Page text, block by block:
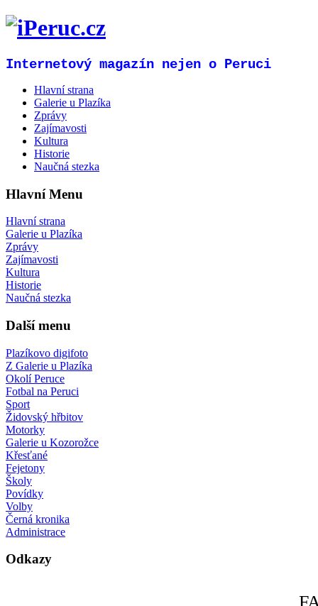
Internetový magazín nejen o Peruci
Hlavní strana
Galerie u Plazíka
Zprávy
Zajímavosti
Kultura
Historie
Naučná stezka
Hlavní Menu
Hlavní strana
Galerie u Plazíka
Zprávy
Zajímavosti
Kultura
Historie
Naučná stezka
Další menu
Plazíkovo digifoto
Z Galerie u Plazíka
Okolí Peruce
Fotbal na Peruci
Sport
Židovský hřbitov
Motorky
Galerie u Kozorožce
Křesťané
Fejetony
Školy
Povídky
Volby
Černá kronika
Administrace
Odkazy